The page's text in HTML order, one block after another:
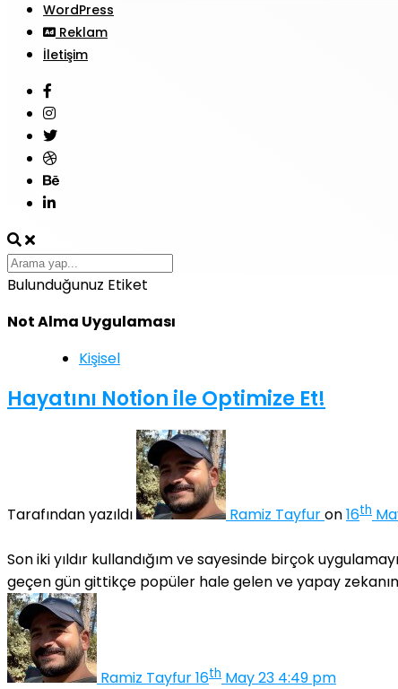
WordPress
Reklam
İletişim
Bulunduğunuz Etiket
Not Alma Uygulaması
Kişisel
Hayatını Notion ile Optimize Et!
Tarafından yazıldı Ramiz Tayfuron16th
Son iki yıldır kullandığım ve sayesinde birçok
geçen gün gittikçe popüler hale gelen ve yapay zekanın
Ramiz Tayfur16th May 23 4:49 pm